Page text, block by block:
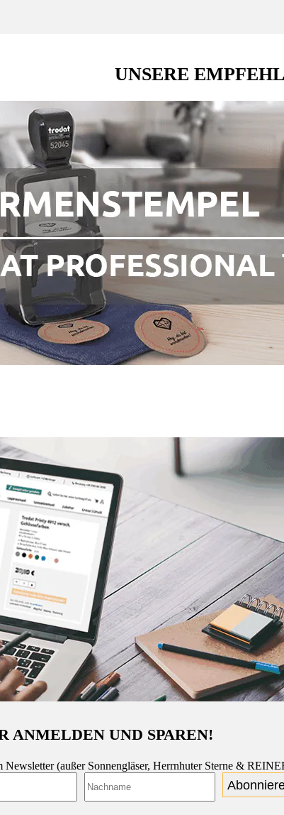
UNSERE
ANMELDEN UND SPAREN!
(außer Sonnengläser, Herrnhuter Sterne &